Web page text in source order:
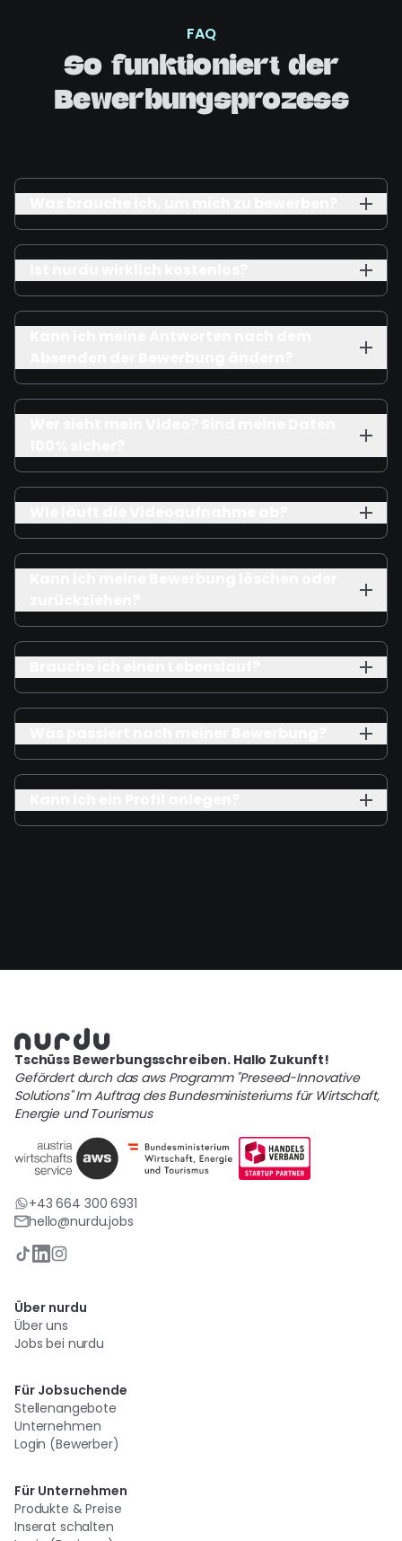
FAQ
So funktioniert der
Bewerbungsprozess
Tschüss Bewerbungsschreiben. Hallo Zukunft!
Gefördert durch das aws Programm "Preseed-Innovative
Solutions" Im Auftrag des Bundesministeriums für Wirtschaft,
Energie und Tourismus
+43 664 300 6931
hello@nurdu.jobs
Über nurdu
Über uns
Jobs bei nurdu
Für Jobsuchende
Stellenangebote
Unternehmen
Login (Bewerber)
Für Unternehmen
Produkte & Preise
Inserat schalten